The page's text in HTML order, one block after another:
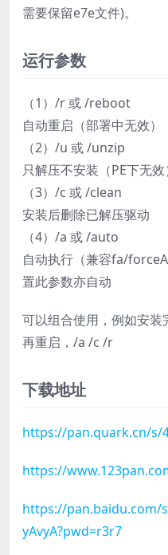
需要保留e7e文件)。
运行参数
（1）/r 或 /reboot
自动重启（部署中无效）
（2）/u 或 /unzip
只解压不安装（PE下无效
（3）/c 或 /clean
安装后删除已解压驱动
（4）/a 或 /auto
自动执行（兼容fa/
置此参数亦自动
可以组合使用，例如安
再重启，/a /c /r
下载地址
https://pan.quark.cn/s/
https://
https://pan.baidu.com/
yAvyA?pwd=r3r7